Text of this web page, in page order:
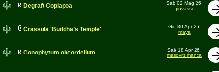
Degraft Copiapoa
Sab 02 Mag 26
giovasse
Crassula 'Buddha’s Temple'
Gio 30 Apr 26
maya
Conophytum obcordellum
Sab 18 Apr 26
mariovitt.manca